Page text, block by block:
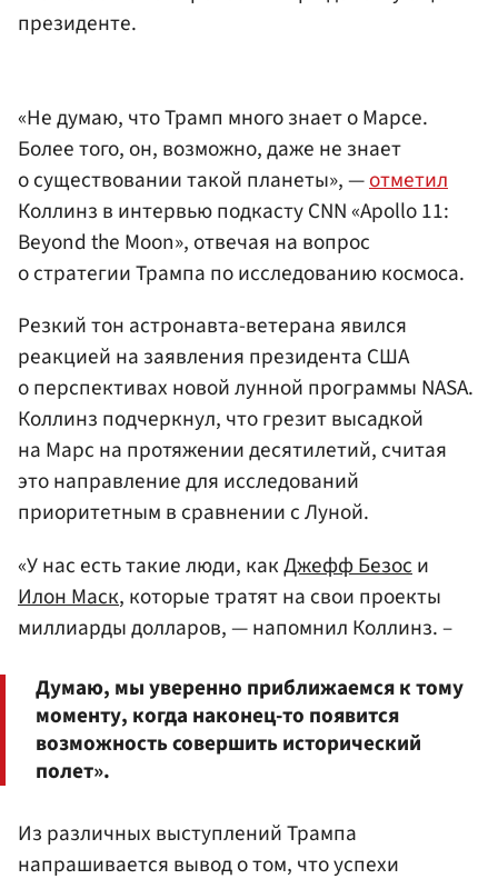
президенте.
«Не думаю, что Трамп много знает о Марсе.
Более того, он, возможно, даже не знает
о существовании такой планеты», —отметил
Коллинз в интервью подкасту CNN «Apollo 11:
Beyond the Moon», отвечая на вопрос
о стратегии Трампа по исследованию космоса.
Резкий тон астронавта-ветерана явился
реакцией на заявления президента США
о перспективах новой лунной программы NASA.
Коллинз подчеркнул, что грезит высадкой
на Марс на протяжении десятилетий, считая
это направление для исследований
приоритетным в сравнении с Луной.
«У нас есть такие люди, какДжефф Безоси
Илон Маск, которые тратят на свои проекты
миллиарды долларов, — напомнил Коллинз. –
Думаю, мы уверенно приближаемся к тому
моменту, когда наконец-то появится
возможность совершить исторический
полет».
Из различных выступлений Трампа
напрашивается вывод о том, что успехи